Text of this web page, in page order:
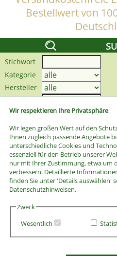
Wir respektieren Ihre Privatsphäre
Wir legen großen Wert auf den
Ihnen zugleich passende Angebote
unterschiedliche Cookies und
essenziell für den Betrieb unserer
nur mit Ihrer Zustimmung, etwa um
verbessern. Detaillierte
finden Sie unter 'Details auswählen'
Datenschutzhinweisen.
Zweck
Wesentlich
Bestellwert von
Stichwort
Kategorie
Hersteller